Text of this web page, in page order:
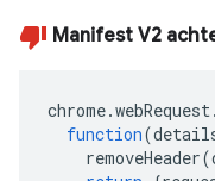
Manifest V2
chrome.webRequest.
function(
removeHeader(